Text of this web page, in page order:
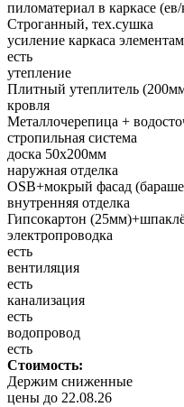
пиломатериал в каркасе
Строганный, тех.сушка
усиление каркаса
есть
утепление
Плитный утеплитель
кровля
Металлочерепица +
стропильная система
доска 50х200мм
наружная отделка
OSB+мокрый фасад
внутренняя отделка
Гипсокартон
электропроводка
есть
вентиляция
есть
канализация
есть
водопровод
есть
Стоимость:
Держим сниженные
цены до 22.08.26